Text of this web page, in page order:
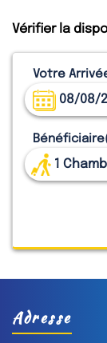
Vérifier la
Votre
08/08/
1
Adresse